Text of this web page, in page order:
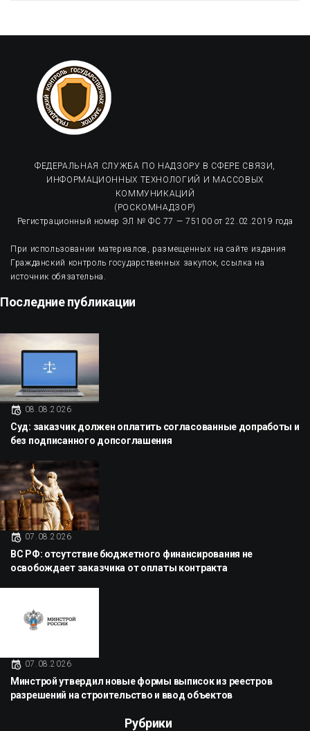
ФЕДЕРАЛЬНАЯ СЛУЖБА ПО НАДЗОРУ В СФЕРЕ СВЯЗИ,
ИНФОРМАЦИОННЫХ ТЕХНОЛОГИЙ И МАССОВЫХ
КОММУНИКАЦИЙ
(РОСКОМНАДЗОР)
Регистрационный номер ЭЛ № ФС 77 — 75100 от 22.02.2019 года
При использовании материалов, размещенных на сайте издания
Гражданский контроль государственных закупок, ссылка на
источник обязательна.
Последние публикации
08.08.2026
Суд: заказчик должен оплатить согласованные допработы и
без подписанного допсоглашения
07.08.2026
ВС РФ: отсутствие бюджетного финансирования не
освобождает заказчика от оплаты контракта
07.08.2026
Минстрой утвердил новые формы выписок из реестров
разрешений на строительство и ввод объектов
Рубрики